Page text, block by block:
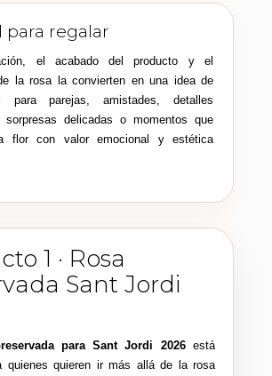
para regalar
el acabado del producto y el
la rosa la convierten en una idea de
para parejas, amistades, detalles
sorpresas delicadas o momentos que
flor con valor emocional y estética
1 · Rosa
Sant Jordi
para Sant Jordi 2026está
quienes quieren ir más allá de la rosa